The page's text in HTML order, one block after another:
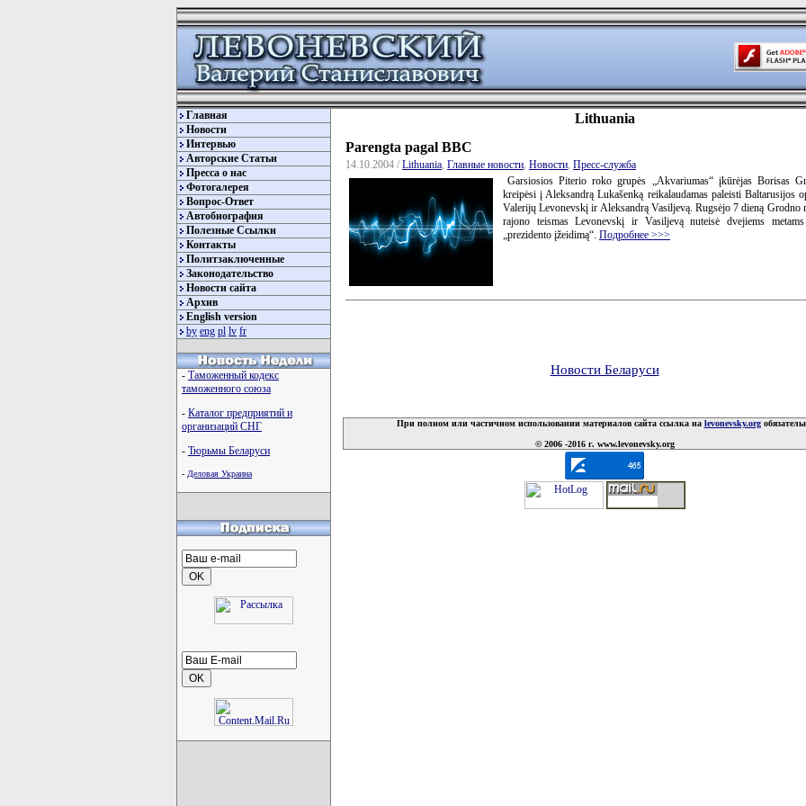
Главная
Новости
Интервью
Авторские Статьи
Пресса о нас
Фотогалерея
Вопрос-Ответ
Автобиография
Полезные Ссылки
Контакты
Политзаключенные
Законодательство
Новости сайта
Архив
English version
by eng pl lv fr
- Таможенный кодекс
таможенного союза
- Каталог предприятий и
организаций СНГ
- Тюрьмы Беларуси
- Деловая Украина
Lithuania
Parengta pagal BBC
14.10.2004 / Lithuania Главные новости Новости Пресс-служба
Garsiosios Piterio roko grupės „Akvariumas“ įkūrėjas Borisas
kreipėsi į Aleksandrą Lukašenką reikalaudamas paleisti Baltarusijos
Valerijų Levonevskį ir Aleksandrą Vasiljevą. Rugsėjo 7 dieną Grodno
rajono teismas Levonevskį ir Vasiljevą nuteisė dvejiems
„prezidento įžeidimą“. Подробнее >>>
Новости Беларуси
При полном или частичном использовании материалов сайта ссылка на levonevsky.org
© 2006 -2016 г. www.levonevsky.org